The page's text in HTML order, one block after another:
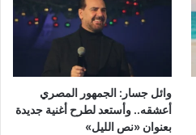
وائل جسار: الجمهور المصري
أعشقه.. وأستعد لطرح أغنية جديدة
بعنوان «نص الليل»